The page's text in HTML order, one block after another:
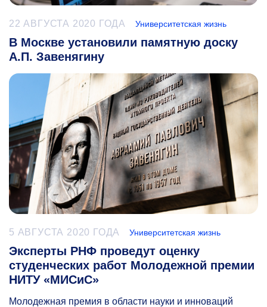
22 АВГУСТА 2020 ГОДА Университетская жизнь
В Москве установили памятную доску
А.П. Завенягину
5 АВГУСТА 2020 ГОДА Университетская жизнь
Эксперты РНФ проведут оценку
студенческих работ Молодежной премии
НИТУ «МИСиС»
Молодежная премия в области науки и инноваций